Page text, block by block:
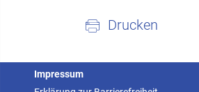
Drucken
Impressum